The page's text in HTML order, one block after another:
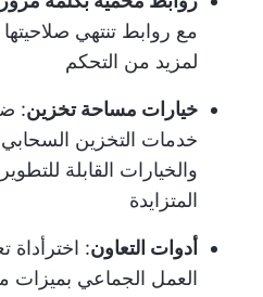
مع روابط تنتهي
لمزيد من التحكم
خيارات مساحة تخزين:
خدمات التخزين
والخيارات القابلة
المتزايدة
أدوات التعاون: اختر أداة
العمل الجماعي بميزات